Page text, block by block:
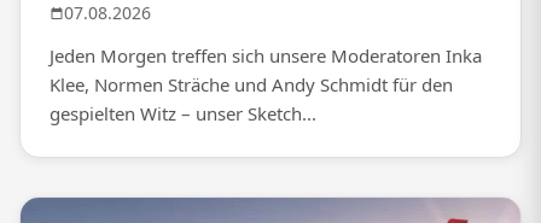
07.08.2026
Jeden Morgen treffen sich unsere Moderatoren Inka
Klee, Normen Sträche und Andy Schmidt für den
gespielten Witz – unser Sketch...